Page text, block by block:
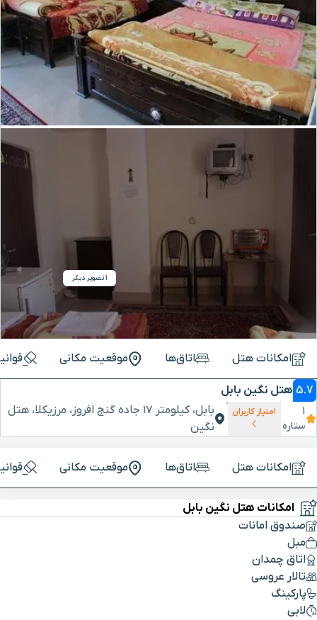
1 تصویر دیگر
امکانات هتل اتاق‌ها موقعیت مکانی
5.7 هتل نگین بابل
1
ستاره
امتیاز کاربران
بابل، کیلومتر ۱۷ جاده گنج افروز، مرزیکلا، هتل
نگین
امکانات هتل اتاق‌ها موقعیت مکانی
امکانات هتل نگین بابل
صندوق امانات
مبل
اتاق چمدان
تالار عروسی
پارکینگ
لابی